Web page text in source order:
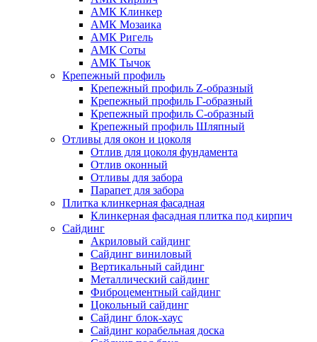
АМК Клинкер
АМК Мозаика
АМК Ригель
АМК Соты
АМК Тычок
Крепежный профиль
Крепежный профиль Z-образный
Крепежный профиль Г-образный
Крепежный профиль С-образный
Крепежный профиль Шляпный
Отливы для окон и цоколя
Отлив для цоколя фундамента
Отлив оконный
Отливы для забора
Парапет для забора
Плитка клинкерная фасадная
Клинкерная фасадная плитка под кирпич
Сайдинг
Акриловый сайдинг
Сайдинг виниловый
Вертикальный сайдинг
Металлический сайдинг
Фиброцементный сайдинг
Цокольный сайдинг
Сайдинг блок-хаус
Сайдинг корабельная доска